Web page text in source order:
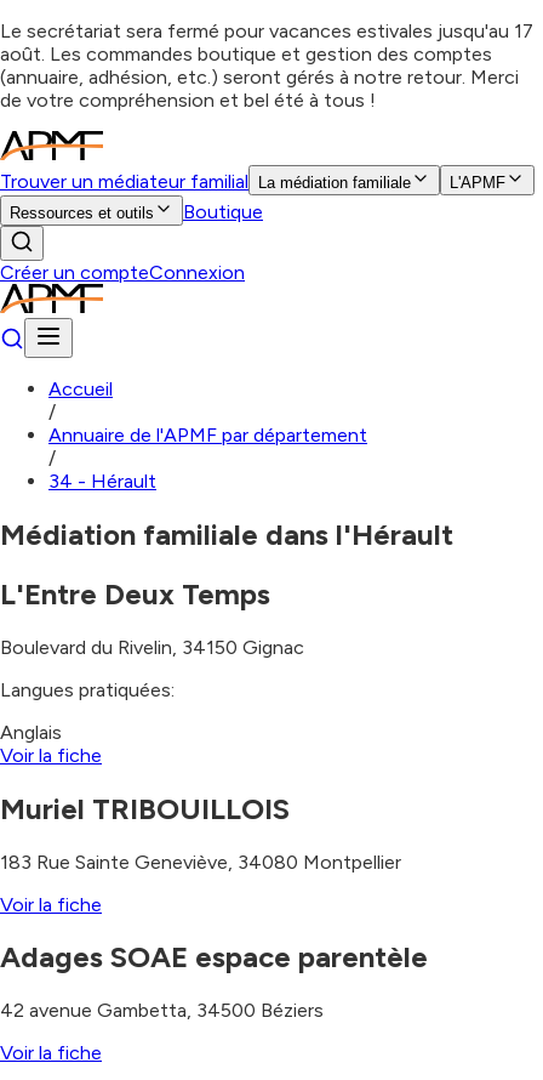
Le secrétariat sera fermé pour vacances estivales jusqu'au 17
août. Les commandes boutique et gestion des comptes
(annuaire, adhésion, etc.) seront gérés à notre retour. Merci
de votre compréhension et bel été à tous !
Trouver un médiateur familial La médiation familiale
L'APMF
Ressources et outils
Boutique
Créer un compteConnexion
Accueil
/
Annuaire de l'APMF par département
/
34 - Hérault
Médiation familiale dans l'Hérault
L'Entre Deux Temps
Boulevard du Rivelin 34150 Gignac
Langues pratiquées:
Anglais
Voir la fiche
Muriel TRIBOUILLOIS
183 Rue Sainte Geneviève 34080 Montpellier
Voir la fiche
Adages SOAE espace parentèle
42 avenue Gambetta, 34500 Béziers
Voir la fiche